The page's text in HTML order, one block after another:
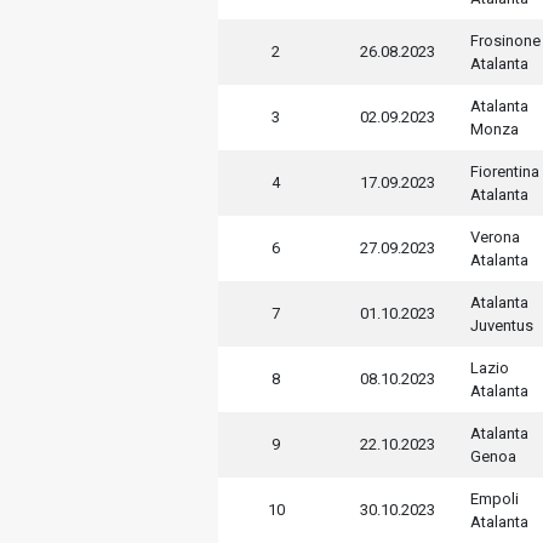
2 26.08.2023
Frosinone
Atalanta
3 02.09.2023
Atalanta
Monza
4 17.09.2023
Fiorentina
Atalanta
6 27.09.2023
Verona
Atalanta
7 01.10.2023
Atalanta
Juventus
8 08.10.2023
Lazio
Atalanta
9 22.10.2023
Atalanta
Genoa
10 30.10.2023
Empoli
Atalanta